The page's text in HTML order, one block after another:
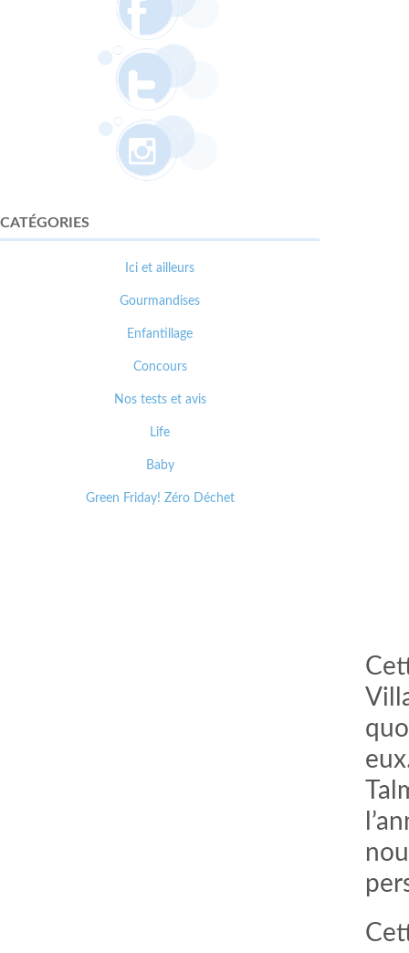
CATÉGORIES
Ici et ailleurs
Gourmandises
Enfantillage
Concours
Nos tests et avis
Life
Baby
Green Friday! Zéro Déchet